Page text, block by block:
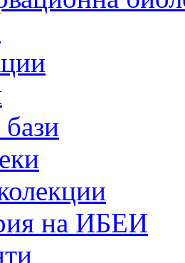
на ИБЕИ